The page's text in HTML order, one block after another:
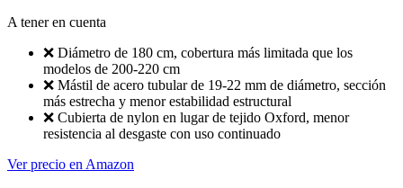
A tener en cuenta
❌ Diámetro de 180 cm, cobertura más limitada que los
modelos de 200-220 cm
❌ Mástil de acero tubular de 19-22 mm de diámetro, sección
más estrecha y menor estabilidad estructural
❌ Cubierta de nylon en lugar de tejido Oxford, menor
resistencia al desgaste con uso continuado
Ver precio en Amazon